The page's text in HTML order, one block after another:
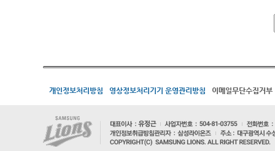
개인정보처리방침 영상정보처리기기 운영관리방침 이메일무단수집거부